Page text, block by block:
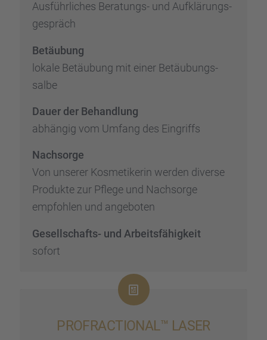
Ausführ­li­ches Beratungs- und Aufklä­rungs­
ge­spräch
Betäu­bung
lokale Betäu­bung mit einer Betäu­bungs­
salbe
Dauer der Behand­lung
abhän­gig vom Umfang des Eingriffs
Nachsorge
Von unserer Kosme­ti­ke­rin werden diverse
Produkte zur Pflege und Nachsorge
empfoh­len und angebo­ten
Gesell­schafts- und Arbeits­fä­hig­keit
sofort
PROFRAC­TIONAL™ LASER